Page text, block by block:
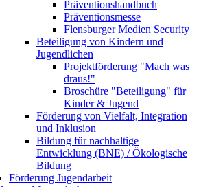
Präventionshandbuch
Präventionsmesse
Flensburger Medien Security
Beteiligung von Kindern und
Jugendlichen
Projektförderung "Mach was
draus!"
Broschüre "Beteiligung" für
Kinder & Jugend
Förderung von Vielfalt, Integration
und Inklusion
Bildung für nachhaltige
Entwicklung (BNE) / Ökologische
Bildung
Förderung Jugendarbeit